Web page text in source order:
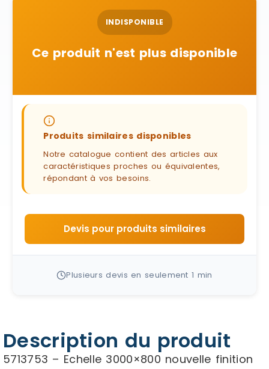
INDISPONIBLE
Ce produit n'est plus disponible
Produits similaires disponibles
Notre catalogue contient des articles aux
caractéristiques proches ou équivalentes,
répondant à vos besoins.
Devis pour produits similaires
Plusieurs devis en seulement 1 min
Description du produit
5713753 – Echelle 3000×800 nouvelle finition